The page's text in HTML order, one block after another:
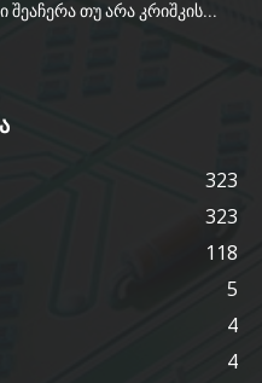
შეაჩერა თუ არა კრიშკის...
323
323
118
5
4
4